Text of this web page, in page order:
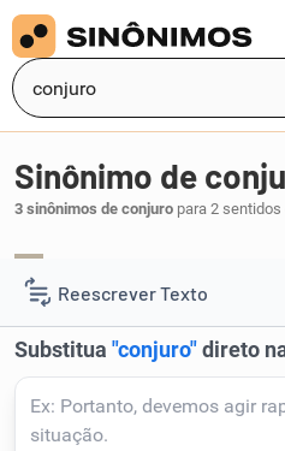
Reescrever Texto
Resumir Texto
Corrigir Texto
Sinônimo de
3 sinônimos de conjuro para 2 sentidos